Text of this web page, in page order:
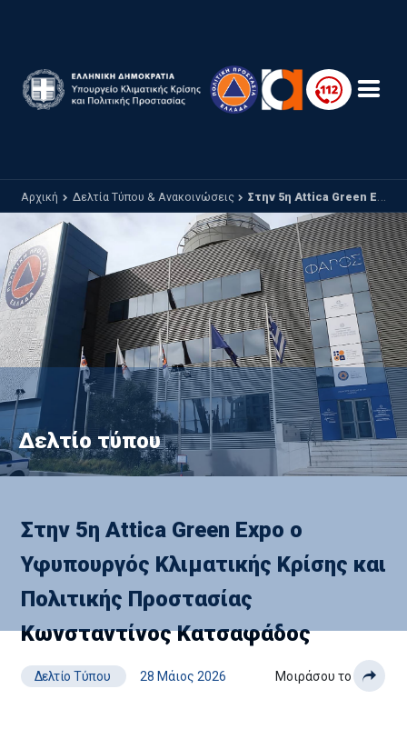
Αρχική Δελτία Τύπου & Ανακοινώσεις Στην 5η Attica Green Expo ο Υφυπουργός Κλιματικής Κρίσης και Πολιτικής Προστασίας Κωνσταντίνος Κατσαφάδος
Δελτίο τύπου
Στην 5η Attica Green Expo ο
Υφυπουργός Κλιματικής Κρίσης και
Πολιτικής Προστασίας
Κωνσταντίνος Κατσαφάδος
Δελτίο Τύπου 28 Μάιος 2026 Μοιράσου το